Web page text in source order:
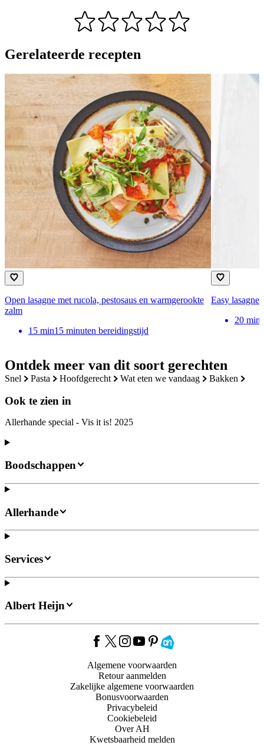
Ontdek meer van dit soort gerechten
snel pasta hoofdgerecht wat eten we vandaag bakken
Ook te zien in
Allerhande special - Vis it is! 2025
Gerelateerde recepten
Open lasagne met rucola, pestosaus en warmgerookte
zalm
15 min15 minuten bereidingstijd
Easy lasagne
20 min
Boodschappen
Allerhande
Services
Albert Heijn
Algemene voorwaarden
Retour aanmelden
Zakelijke algemene voorwaarden
Bonusvoorwaarden
Privacybeleid
Cookiebeleid
Over AH
Kwetsbaarheid melden